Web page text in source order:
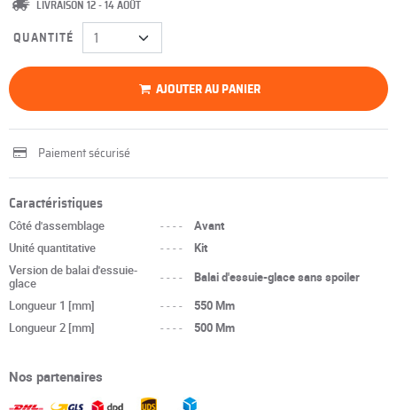
LIVRAISON 12 - 14 AOÛT
QUANTITÉ
AJOUTER AU PANIER
Paiement sécurisé
Caractéristiques
Côté d'assemblage ----
Avant
Unité quantitative
----
Kit
Version de balai d'essuie-
glace
----
Balai d'essuie-glace sans spoiler
Longueur 1 [mm]
----
550 Mm
Longueur 2 [mm]
---- 500 Mm
Nos partenaires